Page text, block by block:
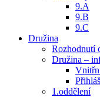
9.A
9.B
9.C
Družina
Rozhodnutí
Družina –
1.oddělení